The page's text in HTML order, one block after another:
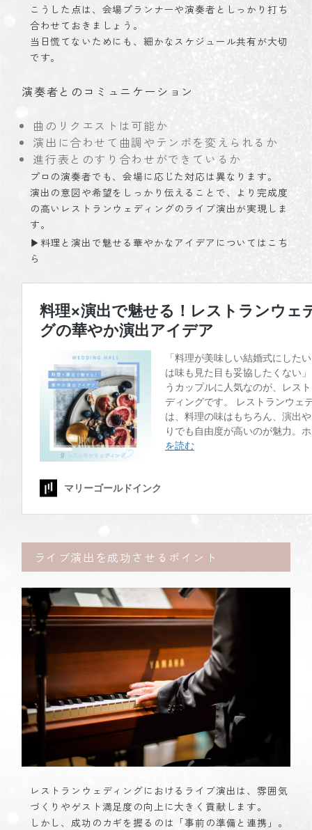
こうした点は、会場プランナーや演奏者としっかり打ち
合わせておきましょう。
当日慌てないためにも、細かなスケジュール共有が大切
です。
演奏者とのコミュニケーション
曲のリクエストは可能か
演出に合わせて曲調やテンポを変えられるか
進行表とのすり合わせができているか
プロの演奏者でも、会場に応じた対応は異なります。
演出の意図や希望をしっかり伝えることで、より完成度
の高いレストランウェディングのライブ演出が実現しま
す。
▶︎料理と演出で魅せる華やかなアイデアについてはこち
ら
ライブ演出を成功させるポイント
レストランウェディングにおけるライブ演出は、雰囲気
づくりやゲスト満足度の向上に大きく貢献します。
しかし、成功のカギを握るのは「事前の準備と連携」。